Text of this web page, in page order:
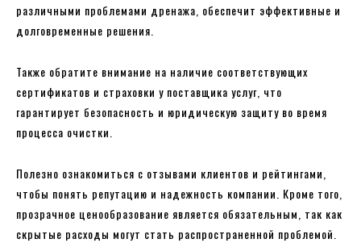
различными проблемами дренажа, обеспечит эффективные и
долговременные решения.
Также обратите внимание на наличие соответствующих
сертификатов и страховки у поставщика услуг, что
гарантирует безопасность и юридическую защиту во время
процесса очистки.
Полезно ознакомиться с отзывами клиентов и рейтингами,
чтобы понять репутацию и надежность компании. Кроме того,
прозрачное ценообразование является обязательным, так как
скрытые расходы могут стать распространенной проблемой.